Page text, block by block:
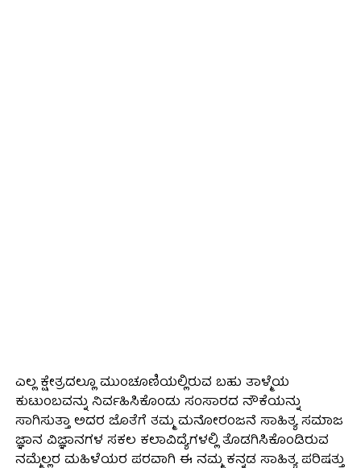
ಎಲ್ಲ ಕ್ಷೇತ್ರದಲ್ಲೂ ಮುಂಚೂಣಿಯಲ್ಲಿರುವ ಬಹು ತಾಳ್ಮೆಯ
ಕುಟುಂಬವನ್ನು ನಿರ್ವಹಿಸಿಕೊಂಡು ಸಂಸಾರದ ನೌಕೆಯನ್ನು
ಸಾಗಿಸುತ್ತಾ ಅದರ ಜೊತೆಗೆ ತಮ್ಮ ಮನೋರಂಜನೆ ಸಾಹಿತ್ಯ ಸಮಾಜ
ಜ್ಞಾನ ವಿಜ್ಞಾನಗಳ ಸಕಲ ಕಲಾವಿದ್ಯೆಗಳಲ್ಲಿ ತೊಡಗಿಸಿಕೊಂಡಿರುವ
ನಮ್ಮೆಲ್ಲರ ಮಹಿಳೆಯರ ಪರವಾಗಿ ಈ ನಮ್ಮ ಕನ್ನಡ ಸಾಹಿತ್ಯ ಪರಿಷತ್ತು